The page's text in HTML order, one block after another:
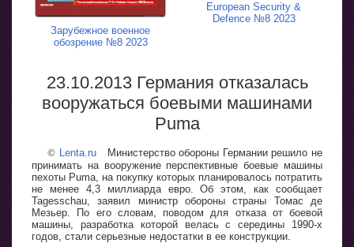
Зарубежное военное
обозрение №8 2023
European Security &
Defence №8 2023
23.10.2013 Германия отказалась
вооружаться боевыми машинами
Puma
© Lenta.ruМинистерство обороны Германии решило не
принимать на вооружение перспективные боевые машины
пехоты Puma, на покупку которых планировалось потратить
не менее 4,3 миллиарда евро. Об этом, как сообщает
Tagesschau, заявил министр обороны страны Томас де
Мезьер. По его словам, поводом для отказа от боевой
машины, разработка которой велась с середины 1990-х
годов, стали серьезные недостатки в ее конструкции.